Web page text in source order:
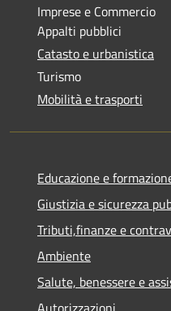
Imprese e Commercio
Appalti pubblici
Catasto e urbanistica
Turismo
Mobilità e trasporti
Educazione e
Giustizia e sicurezza
Tributi,finanze e
Ambiente
Salute, benessere e